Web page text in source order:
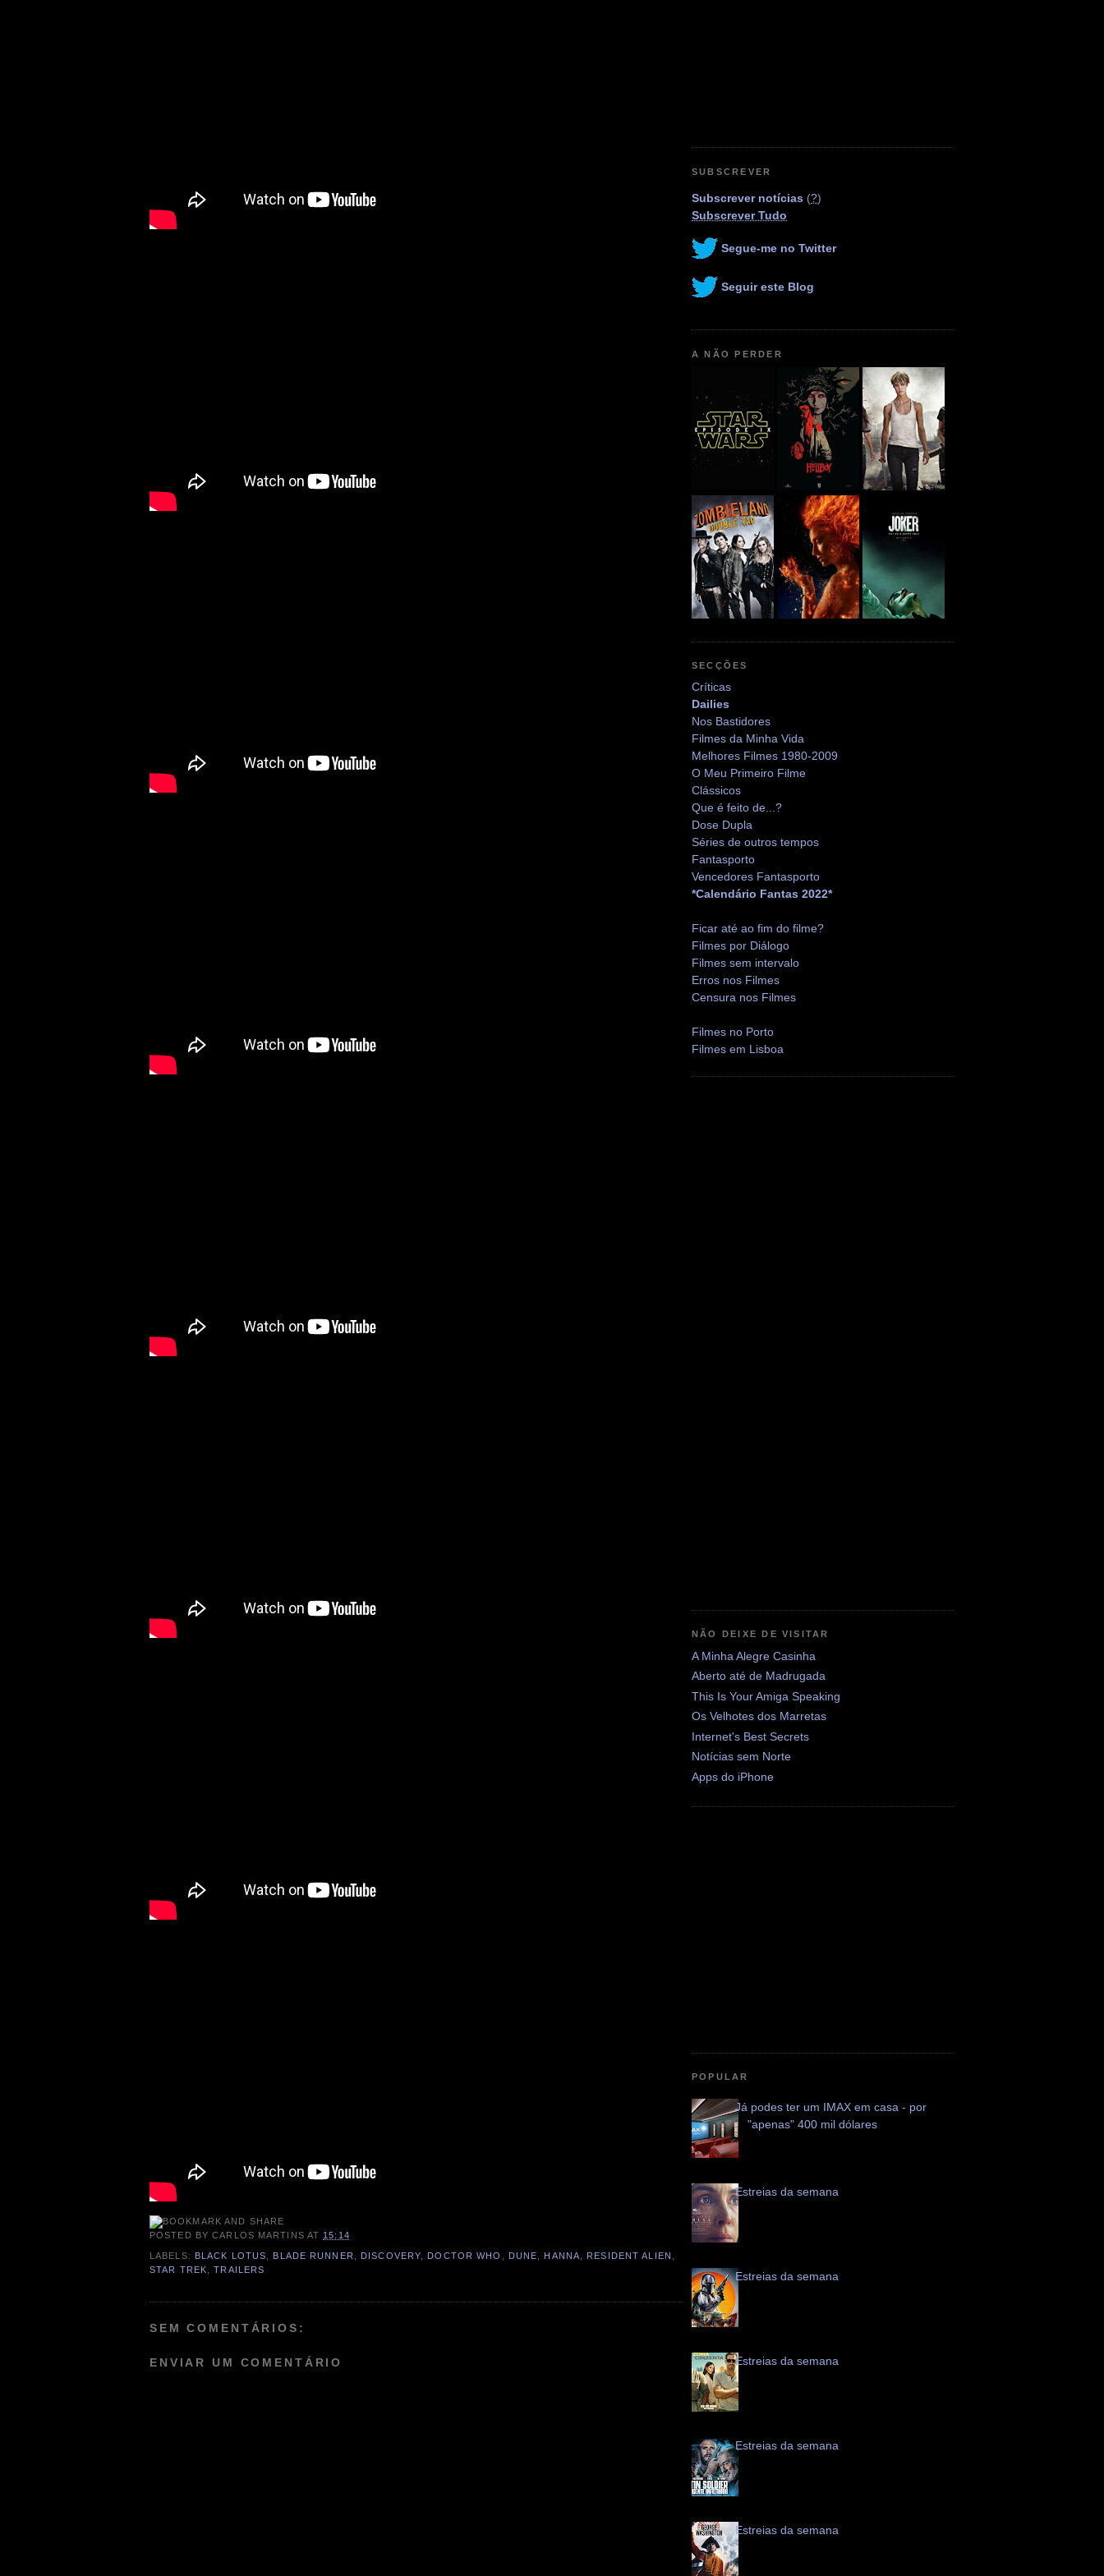
POSTED BYCARLOS MARTINS AT 15:14
LABELS: BLACK LOTUS BLADE RUNNER DISCOVERY DOCTOR WHO DUNE HANNA RESIDENT ALIEN
STAR TREK ,TRAILERS
SEM COMENTÁRIOS:
ENVIAR UM COMENTÁRIO
SUBSCREVER
Subscrever notícias (?)
Subscrever Tudo
Segue-me no Twitter
Seguir este Blog
A NÃO PERDER
SECÇÕES
Críticas
Dailies
Nos Bastidores
Filmes da Minha Vida
Melhores Filmes 1980-2009
O Meu Primeiro Filme
Clássicos
Que é feito de...?
Dose Dupla
Séries de outros tempos
Fantasporto
Vencedores Fantasporto
*Calendário Fantas 2022*
Ficar até ao fim do filme?
Filmes por Diálogo
Filmes sem intervalo
Erros nos Filmes
Censura nos Filmes
Filmes no Porto
Filmes em Lisboa
NÃO DEIXE DE VISITAR
A Minha Alegre Casinha
Aberto até de Madrugada
This Is Your Amiga Speaking
Os Velhotes dos Marretas
Internet's Best Secrets
Notícias sem Norte
Apps do iPhone
POPULAR
Já podes ter um IMAX em casa - por
"apenas" 400 mil dólares
Estreias da semana
Estreias da semana
Estreias da semana
Estreias da semana
Estreias da semana